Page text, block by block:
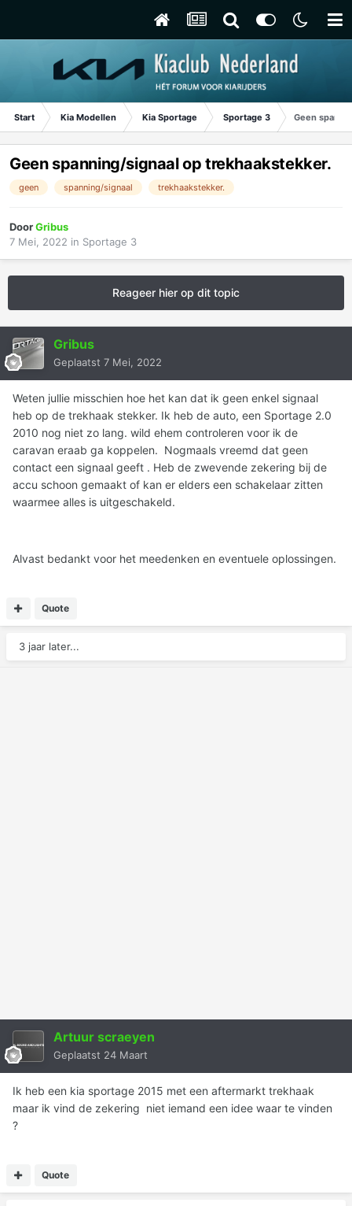
Start Kia Modellen Kia Sportage Sportage 3 Geen
Geen spanning/signaal op trekhaakstekker.
geen spanning/signaal trekhaakstekker.
DoorGribus
7 Mei, 2022 in Sportage 3
Reageer hier op dit topic
Gribus
Geplaatst 7 Mei, 2022
Weten jullie misschien hoe het kan dat ik geen enkel signaal
heb op de trekhaak stekker. Ik heb de auto, een Sportage 2.0
2010 nog niet zo lang. wild ehem controleren voor ik de
caravan eraab ga koppelen. Nogmaals vreemd dat geen
contact een signaal geeft . Heb de zwevende zekering bij de
accu schoon gemaakt of kan er elders een schakelaar zitten
waarmee alles is uitgeschakeld.
Alvast bedankt voor het meedenken en eventuele oplossingen.
Quote
3 jaar later...
Artuur scraeyen
Geplaatst 24 Maart
Ik heb een kia sportage 2015 met een aftermarkt trekhaak
maar ik vind de zekering niet iemand een idee waar te vinden
?
Quote